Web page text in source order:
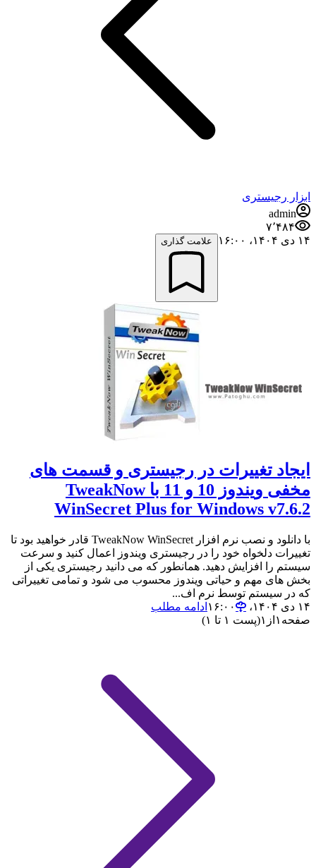
ابزار رجیستری
admin
۷٬۴۸۴
۱۴ دی ۱۴۰۴،‏ ۱۶:۰۰
علامت گذاری
ایجاد تغییرات در رجیستری و قسمت های
مخفی ویندوز 10 و 11 با TweakNow
WinSecret Plus for Windows v7.6.2
با دانلود و نصب نرم افزار TweakNow WinSecret قادر خواهید بود تا
تغییرات دلخواه خود را در رجیستری ویندوز اعمال کنید و سرعت
سیستم را افزایش دهید. همانطور که می دانید رجیستری یکی از
بخش های مهم و حیاتی ویندوز محسوب می شود و تمامی تغییراتی
که در سیستم توسط نرم اف...
۱۴ دی ۱۴۰۴،‏ ۱۶:۰۰
ادامه مطلب
صفحه ۱ از ۱(پست ۱ تا ۱)